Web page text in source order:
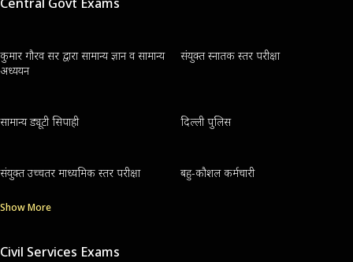
कुमार गौरव सर द्वारा सामान्य ज्ञान व सामान्य
अध्ययन
संयुक्त स्नातक स्तर परीक्षा
सामान्य ड्यूटी सिपाही दिल्ली पुलिस
संयुक्त उच्चतर माध्यमिक स्तर परीक्षा बहु-कौशल कर्मचारी
Show More
Civil Services Exams